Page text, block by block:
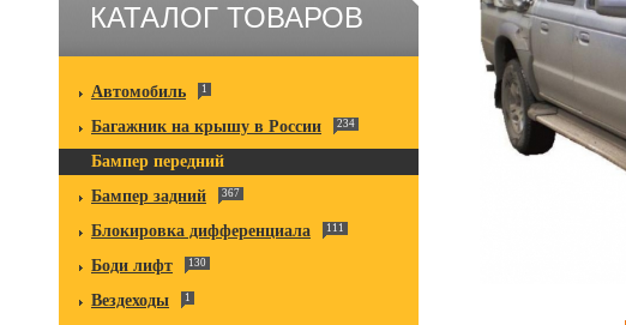
КАТАЛОГ ТОВАРОВ
Автомобиль 1
Багажник на крышу в России 234
Бампер передний
Бампер задний
367
Блокировка дифференциала 111
Боди лифт 130
Вездеходы 1